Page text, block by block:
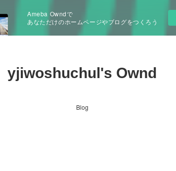
Ameba Owndで
あなただけのホームページやブログをつくろう
yjiwoshuchul's Ownd
Blog